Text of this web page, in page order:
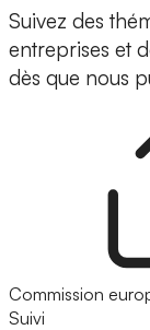
Suivez des
entreprises et
dès que nous
Commission
Suivi